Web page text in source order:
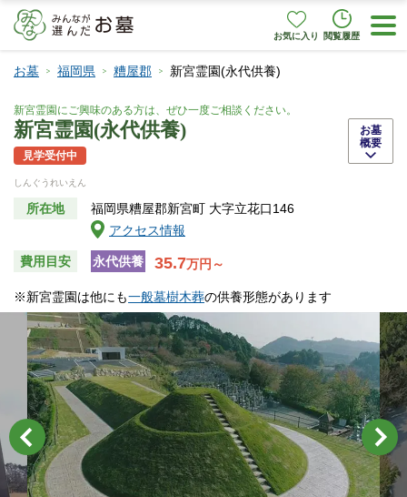
お気に入り 閲覧履歴
お墓 福岡県 糟屋郡 新宮霊園(永代供養)
新宮霊園にご興味のある方は、ぜひ一度ご相談ください。
新宮霊園(永代供養)
見学受付中
しんぐうれいえん
所在地
福岡県糟屋郡新宮町 大字立花口146
アクセス情報
費用目安 永代供養 35.7万円～
※新宮霊園は他にも一般墓樹木葬の供養形態があります
お墓
概要